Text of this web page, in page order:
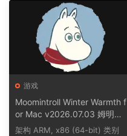
游戏
Moomintroll Winter Warmth f
or Mac v2026.07.03 姆明冬
日暖阳
架构 ARM, x86 (64-bit) 类别